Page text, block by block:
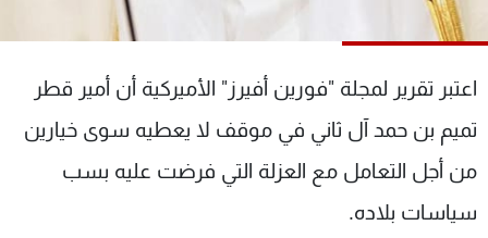
اعتبر تقرير لمجلة "فورين أفيرز" الأميركية أن أمير قطر
تميم بن حمد آل ثاني في موقف لا يعطيه سوى خيارين
من أجل التعامل مع العزلة التي فرضت عليه بسب
سياسات بلاده.
شاهد البرامج
عن MTV
الإنـتـاج
لاعلاناتكم
وظائف
تواصل معنا
شروط الإسـتخدام
سياسة الخصوصية